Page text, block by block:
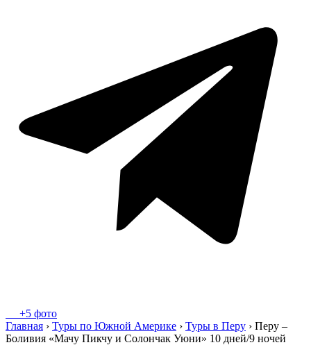
+5 фото
Главная › Туры по Южной Америке › Туры в Перу › Перу –
Боливия «Мачу Пикчу и Солончак Уюни» 10 дней/9 ночей